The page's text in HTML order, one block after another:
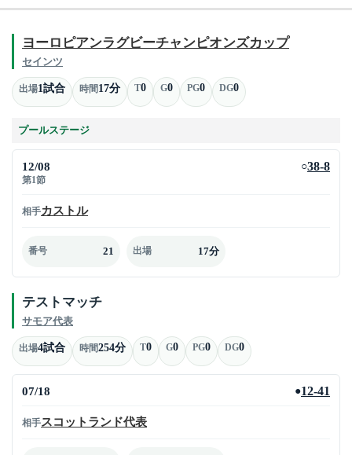
ヨーロピアンラグビーチャンピオンズカップ
セインツ
出場1試合 時間17分 T0 G0 PG0 DG0
プールステージ
12/08
第1節
○38-8
相手カストル
番号 21 出場 17分
テストマッチ
サモア代表
出場4試合 時間254分 T0 G0 PG0 DG0
07/18 ●12-41
相手スコットランド代表